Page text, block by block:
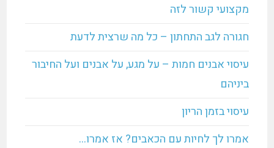
מקצועי קשור לזה
חגורה לגב התחתון – כל מה שרצית לדעת
עיסוי אבנים חמות – על מגע, על אבנים ועל החיבור
ביניהם
עיסוי בזמן הריון
אמרו לך לחיות עם הכאבים? אז אמרו…